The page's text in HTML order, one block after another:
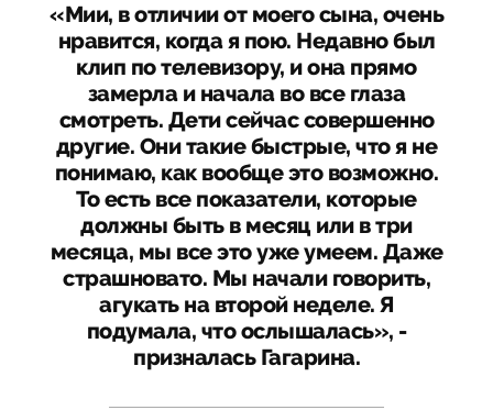
«Мии, в отличии от моего сына, очень
нравится, когда я пою. Недавно был
клип по телевизору, и она прямо
замерла и начала во все глаза
смотреть. Дети сейчас совершенно
другие. Они такие быстрые, что я не
понимаю, как вообще это возможно.
То есть все показатели, которые
должны быть в месяц или в три
месяца, мы все это уже умеем. Даже
страшновато. Мы начали говорить,
агукать на второй неделе. Я
подумала, что ослышалась», -
призналась Гагарина.